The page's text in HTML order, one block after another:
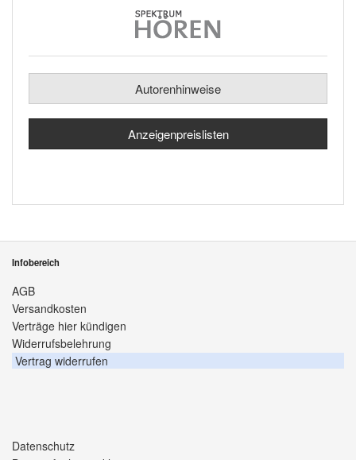
Autorenhinweise
Anzeigenpreislisten
Infobereich
AGB
Versandkosten
Verträge hier kündigen
Widerrufsbelehrung
Vertrag widerrufen
Datenschutz